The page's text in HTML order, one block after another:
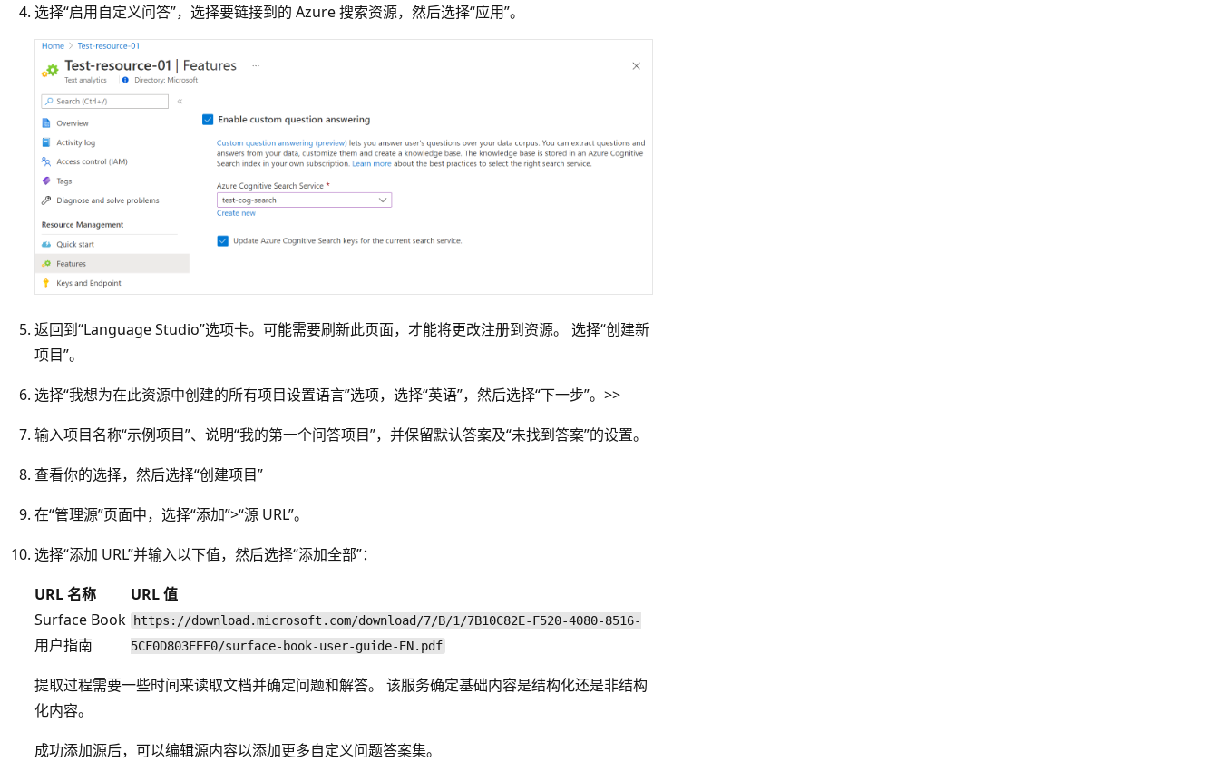
选择“启用自定义问答”，选择要链接到的 Azure 搜索资源，然后选择“应用”。
返回到“Language Studio”选项卡。可能需要刷新此页面，才能将更改注册到资源。 选择“创建新
项目”。
选择“我想为在此资源中创建的所有项目设置语言”选项，选择“英语”，然后选择“下一步”。 >>
输入项目名称“示例项目”、说明“我的第一个问答项目”，并保留默认答案及“未找到答案”的设置。
查看你的选择，然后选择“创建项目”
在“管理源”页面中，选择“添加”>“源 URL”。
选择“添加 URL”并输入以下值，然后选择“添加全部”：
URL 名称
URL 值
Surface Book
用户指南
https://download.microsoft.com/download/7/B/1/7B10C82E-F520-4080-8516-
5CF0D803EEE0/surface-book-user-guide-EN.pdf
提取过程需要一些时间来读取文档并确定问题和解答。 该服务确定基础内容是结构化还是非结构
化内容。
成功添加源后，可以编辑源内容以添加更多自定义问题答案集。